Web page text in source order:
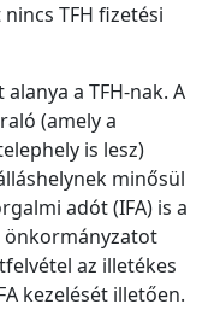
TFH fizetési
a TFH-nak. A
(amely a
is lesz)
minősül
adót (IFA) is a
önkormányzatot
az illetékes
kezelését illetően.